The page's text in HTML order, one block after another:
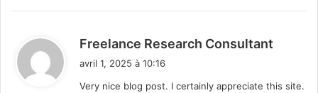
Freelance Research Consultant
avril 1, 2025 à 10:16
Very nice blog post. I certainly appreciate this site.